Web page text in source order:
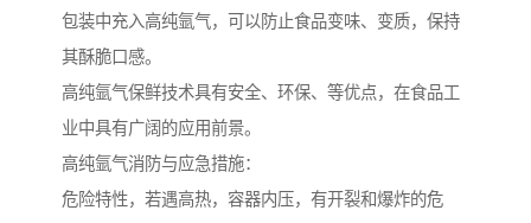
包装中充入高纯氩气，可以防止食品变味、变质，保持
其酥脆口感。
高纯氩气保鲜技术具有安全、环保、等优点，在食品工
业中具有广阔的应用前景。
高纯氩气消防与应急措施：
危险特性，若遇高热，容器内压，有开裂和爆炸的危